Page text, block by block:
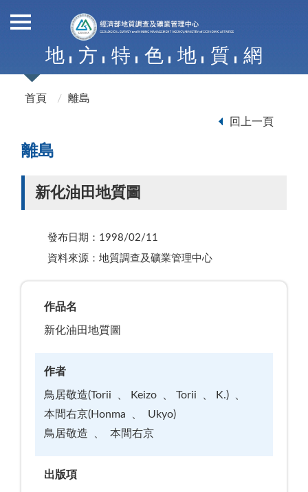
地 方 特 色 地 質 網
首頁 離島
回上一頁
離島
新化油田地質圖
發布日期：1998/02/11
資料來源：地質調查及礦業管理中心
作品名
新化油田地質圖
作者
鳥居敬造(Torii Keizo Torii
K.)
本間右京(Honma
Ukyo)
鳥居敬造
本間右京
出版項